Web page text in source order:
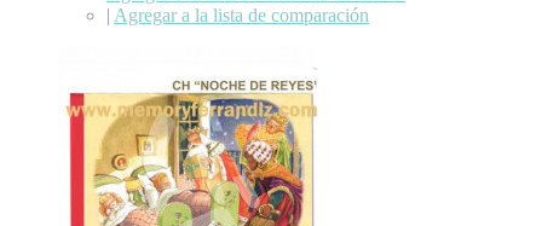
| Agregar a la lista de comparación